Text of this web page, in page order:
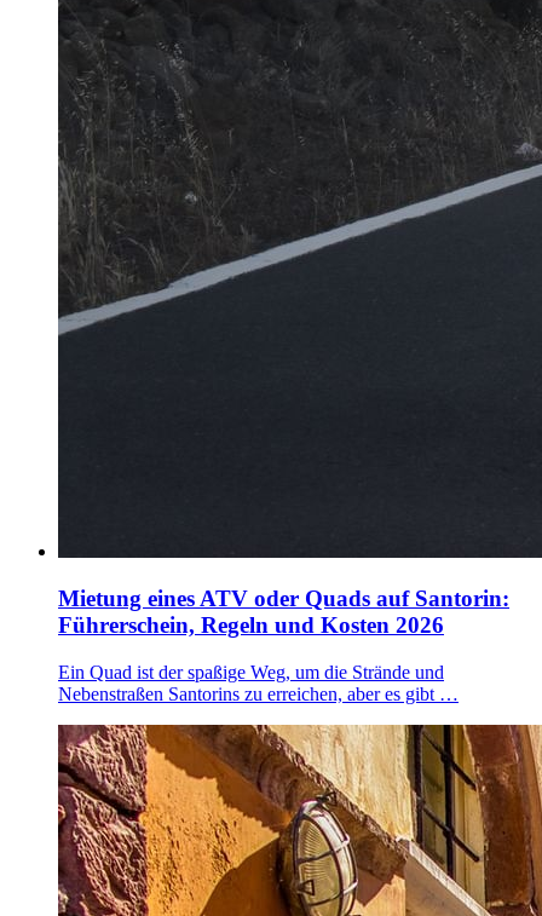
Mietung eines ATV oder Quads auf Santorin:
Führerschein, Regeln und Kosten 2026
Ein Quad ist der spaßige Weg, um die Strände und
Nebenstraßen Santorins zu erreichen, aber es gibt …